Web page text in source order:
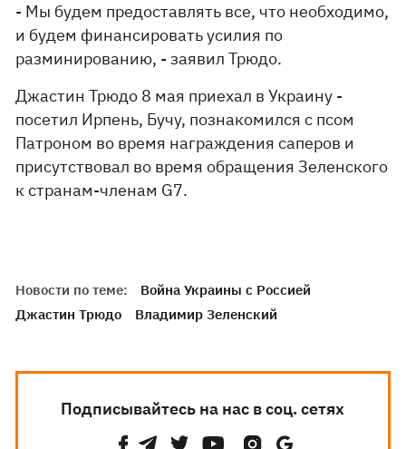
- Мы будем предоставлять все, что необходимо,
и будем финансировать усилия по
разминированию, - заявил Трюдо.
Джастин Трюдо 8 мая приехал в Украину -
посетил Ирпень, Бучу, познакомился с псом
Патроном во время награждения саперов и
присутствовал во время обращения Зеленского
к странам-членам G7.
Новости по теме:
Война Украины с Россией
Джастин Трюдо
Владимир Зеленский
Подписывайтесь на нас в соц. сетях